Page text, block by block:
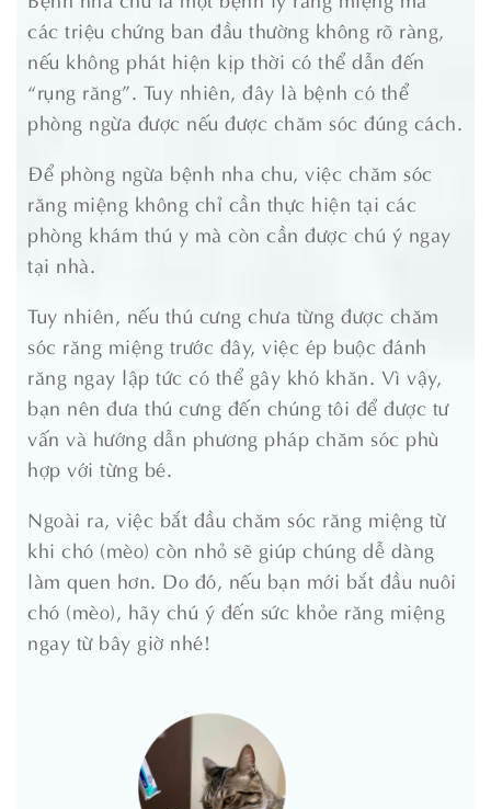
các triệu chứng ban đầu thường không rõ ràng,
nếu không phát hiện kịp thời có thể dẫn đến
“rụng răng”. Tuy nhiên, đây là bệnh có thể
phòng ngừa được nếu được chăm sóc đúng cách.
Để phòng ngừa bệnh nha chu, việc chăm sóc
răng miệng không chỉ cần thực hiện tại các
phòng khám thú y mà còn cần được chú ý ngay
tại nhà.
Tuy nhiên, nếu thú cưng chưa từng được chăm
sóc răng miệng trước đây, việc ép buộc đánh
răng ngay lập tức có thể gây khó khăn. Vì vậy,
bạn nên đưa thú cưng đến chúng tôi để được tư
vấn và hướng dẫn phương pháp chăm sóc phù
hợp với từng bé.
Ngoài ra, việc bắt đầu chăm sóc răng miệng từ
khi chó (mèo) còn nhỏ sẽ giúp chúng dễ dàng
làm quen hơn. Do đó, nếu bạn mới bắt đầu nuôi
chó (mèo), hãy chú ý đến sức khỏe răng miệng
ngay từ bây giờ nhé!